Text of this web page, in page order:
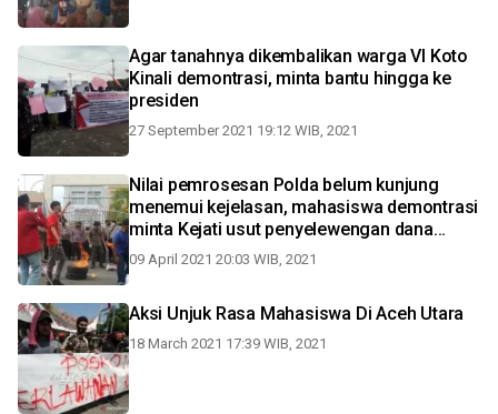
Agar tanahnya dikembalikan warga VI Koto
Kinali demontrasi, minta bantu hingga ke
presiden
27 September 2021 19:12 WIB, 2021
Nilai pemrosesan Polda belum kunjung
menemui kejelasan, mahasiswa demontrasi
minta Kejati usut penyelewengan dana
COVID-19 (Video)
09 April 2021 20:03 WIB, 2021
Aksi Unjuk Rasa Mahasiswa Di Aceh Utara
18 March 2021 17:39 WIB, 2021